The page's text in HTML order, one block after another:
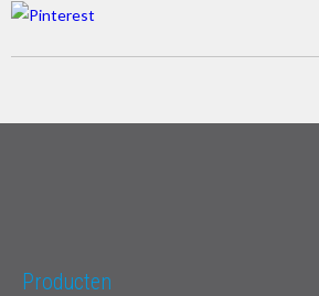
Producten